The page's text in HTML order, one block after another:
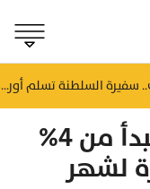
منذ ٢٣ ساعة في مراسم رسمية بـ كيغالي.. سفيرة السلطنة تسلم أوراق اعتمادها لرئيس رواندا
نسبة فائدة تنافسية تبدأ من 4%
لشهر